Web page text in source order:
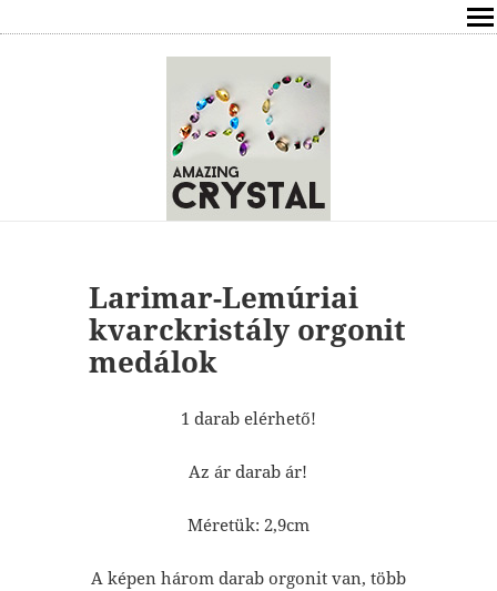
ÍRÁSOK
ÁSVÁNYOK HATÁSAI
ELÉRHETŐSÉG
ONLINE GYÓGYÍTÁS,TANÁCSADÁS
Larimar-Lemúriai
kvarckristály orgonit
medálok
1 darab elérhető!
Az ár darab ár!
Méretük: 2,9cm
A képen három darab orgonit van, több